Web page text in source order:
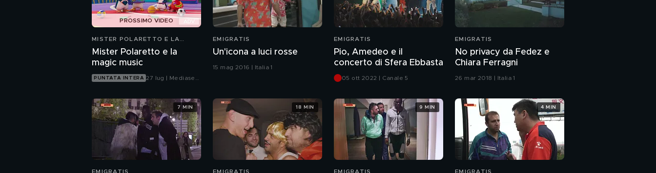
PROSSIMO VIDEO
MISTER POLARETTO E LA
Mister Polaretto e la
magic music
PUNTATA INTERA 27 lug | Mediaset
EMIGRATIS
Un'icona a luci rosse
15 mag 2016 | Italia 1
EMIGRATIS
Pio, Amedeo e il
concerto di Sfera Ebbasta
05 ott 2022 | Canale 5
EMIGRATIS
No privacy da Fedez e
Chiara Ferragni
26 mar 2018 | Italia 1
EMIGRATIS
7 MIN
EMIGRATIS
18 MIN
EMIGRATIS
9 MIN
EMIGRATIS
4 MIN